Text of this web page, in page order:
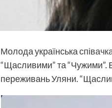
Молода українська
“Щасливими” та “Чужими”.
переживань Уляни.